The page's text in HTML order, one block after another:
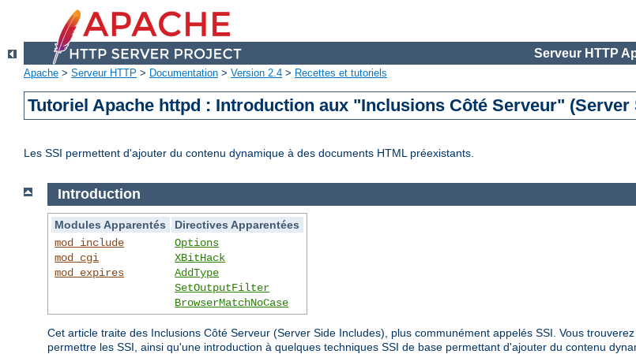
Serveur HTTP
Apache > Serveur HTTP > Documentation > Version 2.4 > Recettes et tutoriels
Tutoriel Apache httpd : Introduction aux "Inclusions Côté Serveur" (Server
Les SSI permettent d'ajouter du contenu dynamique à des documents HTML préexistants.
Introduction
Modules Apparentés
Directives Apparentées
mod_include
mod_cgi
mod_expires
Options
XBitHack
AddType
SetOutputFilter
BrowserMatchNoCase
Cet article traite des Inclusions Côté Serveur (Server Side Includes), plus communément appelés SSI. Vous
permettre les SSI, ainsi qu'une introduction à quelques techniques SSI de base permettant d'ajouter du contenu